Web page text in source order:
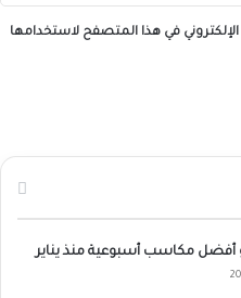
في هذا المتصفح لاستخدامها
أفضل مكاسب أسبوعية منذ يناير